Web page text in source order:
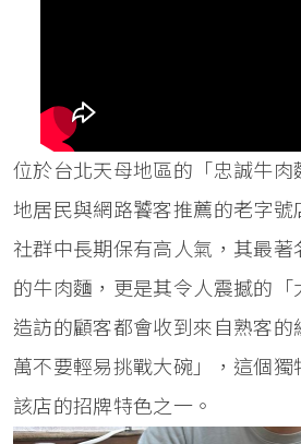
位於台北天母地區的「忠誠牛
地居民與網路饕客推薦的老字
社群中長期保有高人氣，其最
的牛肉麵，更是其令人震撼的
造訪的顧客都會收到來自熟客
萬不要輕易挑戰大碗」，這個
該店的招牌特色之一。